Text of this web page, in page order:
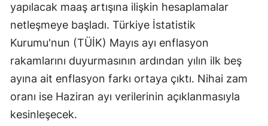
yapılacak maaş artışına ilişkin hesaplamalar
netleşmeye başladı. Türkiye İstatistik
Kurumu'nun (TÜİK) Mayıs ayı enflasyon
rakamlarını duyurmasının ardından yılın ilk beş
ayına ait enflasyon farkı ortaya çıktı. Nihai zam
oranı ise Haziran ayı verilerinin açıklanmasıyla
kesinleşecek.